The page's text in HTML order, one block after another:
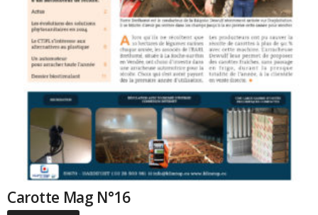
Carotte Mag N°16